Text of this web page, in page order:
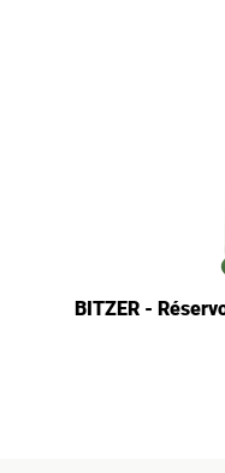
BITZER -